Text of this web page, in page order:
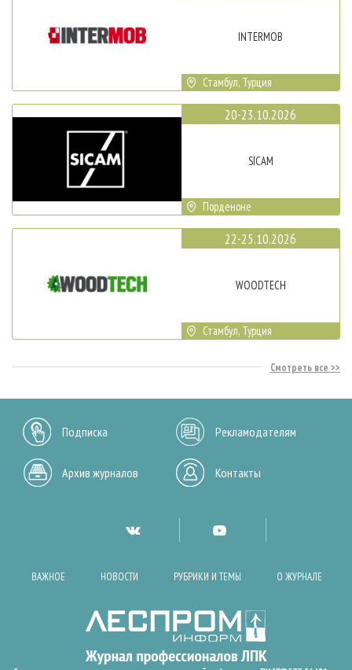
INTERMOB
Стамбул, Турция
20-23.10.2026
SICAM
Порденоне
22-25.10.2026
WOODTECH
Стамбул, Турция
Смотреть все
Подписка Рекламодателям
Архив журналов Контакты
ВАЖНОЕ НОВОСТИ РУБРИКИ И ТЕМЫ О ЖУРНАЛЕ